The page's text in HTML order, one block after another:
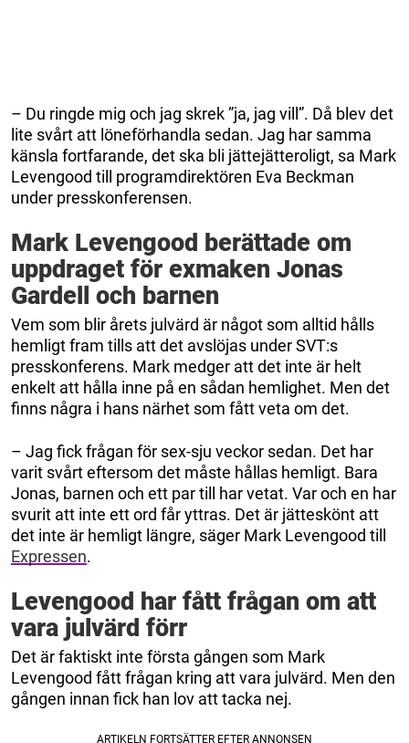
– Du ringde mig och jag skrek ”ja, jag vill”. Då blev det
lite svårt att löneförhandla sedan. Jag har samma
känsla fortfarande, det ska bli jättejätteroligt, sa Mark
Levengood till programdirektören Eva Beckman
under presskonferensen.
Mark Levengood berättade om
uppdraget för exmaken Jonas
Gardell och barnen
Vem som blir årets julvärd är något som alltid hålls
hemligt fram tills att det avslöjas under SVT:s
presskonferens. Mark medger att det inte är helt
enkelt att hålla inne på en sådan hemlighet. Men det
finns några i hans närhet som fått veta om det.
– Jag fick frågan för sex-sju veckor sedan. Det har
varit svårt eftersom det måste hållas hemligt. Bara
Jonas, barnen och ett par till har vetat. Var och en har
svurit att inte ett ord får yttras. Det är jätteskönt att
det inte är hemligt längre, säger Mark Levengood till
Expressen.
Levengood har fått frågan om att
vara julvärd förr
Det är faktiskt inte första gången som Mark
Levengood fått frågan kring att vara julvärd. Men den
gången innan fick han lov att tacka nej.